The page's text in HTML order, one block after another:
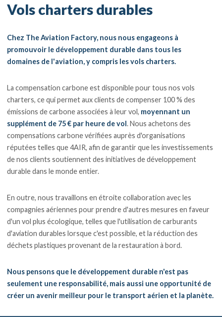
Vols charters durables
Chez The Aviation Factory, nous nous engageons à
promouvoir le développement durable dans tous les
domaines de l'aviation, y compris les vols charters.
La compensation carbone est disponible pour tous nos vols
charters, ce qui permet aux clients de compenser 100 % des
émissions de carbone associées à leur vol, moyennant un
supplément de 75 € par heure de vol. Nous achetons des
compensations carbone vérifiées auprès d'organisations
réputées telles que 4AIR, afin de garantir que les investissements
de nos clients soutiennent des initiatives de développement
durable dans le monde entier.
En outre, nous travaillons en étroite collaboration avec les
compagnies aériennes pour prendre d'autres mesures en faveur
d'un vol plus écologique, telles que l'utilisation de carburants
d'aviation durables lorsque c'est possible, et la réduction des
déchets plastiques provenant de la restauration à bord.
Nous pensons que le développement durable n'est pas
seulement une responsabilité, mais aussi une opportunité de
créer un avenir meilleur pour le transport aérien et la planète.